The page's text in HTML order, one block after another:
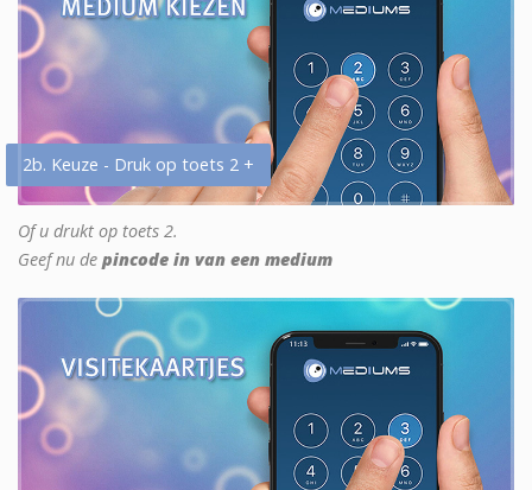
2b. Keuze - Druk op toets 2 +
Of u drukt op toets 2.
Geef nu de pincode in van een medium